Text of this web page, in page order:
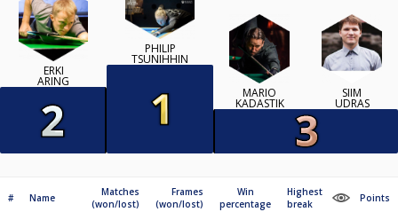
ERKI
ARING
PHILIP
TSUNIHHIN
MARIO
KADASTIK
SIIM
UDRAS
# Name
Matches
(won/lost)
Frames
(won/lost)
Win
percentage
Highest
break
Points